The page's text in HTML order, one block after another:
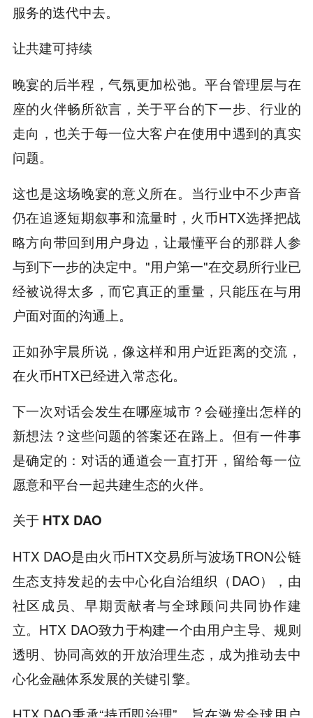
服务的迭代中去。
让共建可持续
晚宴的后半程，气氛更加松弛。平台管理层与在
座的火伴畅所欲言，关于平台的下一步、行业的
走向，也关于每一位大客户在使用中遇到的真实
问题。
这也是这场晚宴的意义所在。当行业中不少声音
仍在追逐短期叙事和流量时，火币HTX选择把战
略方向带回到用户身边，让最懂平台的那群人参
与到下一步的决定中。"用户第一"在交易所行业已
经被说得太多，而它真正的重量，只能压在与用
户面对面的沟通上。
正如孙宇晨所说，像这样和用户近距离的交流，
在火币HTX已经进入常态化。
下一次对话会发生在哪座城市？会碰撞出怎样的
新想法？这些问题的答案还在路上。但有一件事
是确定的：对话的通道会一直打开，留给每一位
愿意和平台一起共建生态的火伴。
关于 HTX DAO
HTX DAO是由火币HTX交易所与波场TRON公链
生态支持发起的去中心化自治组织（DAO），由
社区成员、早期贡献者与全球顾问共同协作建
立。HTX DAO致力于构建一个由用户主导、规则
透明、协同高效的开放治理生态，成为推动去中
心化金融体系发展的关键引擎。
HTX DAO秉承“持币即治理”，旨在激发全球用户